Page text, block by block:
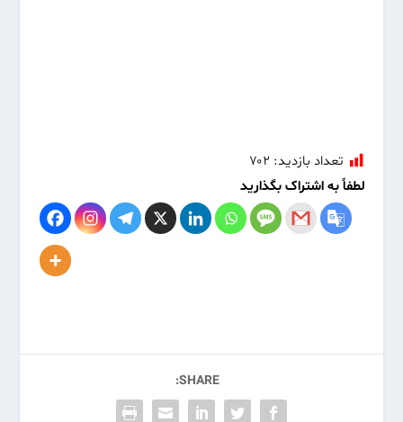
تعداد بازدید: ۷۰۲
لطفاً به اشتراک بگذارید
SHARE: